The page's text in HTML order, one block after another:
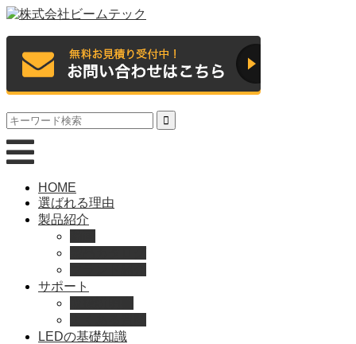
HOME
選ばれる理由
製品紹介
サポート
LEDの基礎知識